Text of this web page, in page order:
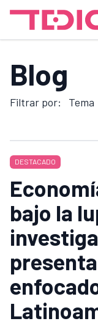
Blog
Filtrar por: Tema
DESTACADO
bajo la